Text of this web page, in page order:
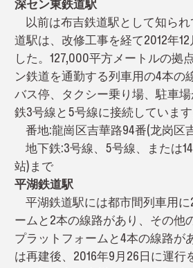
深セン東鉄道駅
以前は布吉鉄道駅として知ら
道駅は、改修工事を経て2012年
した。127,000平方メートルの拠
ン鉄道を通勤する列車用の4本の
バス停、タクシー乗り場、駐車
鉄3号線と5号線に接続しています
番地:龍崗区吉華路94番(龙岗区
地下鉄:3号線、5号線、または
站)まで
平湖鉄道駅
平湖鉄道駅には都市間列車用
ームと2本の線路があり、その他
プラットフォームと4本の線路が
は再建後、2016年9月26日に運